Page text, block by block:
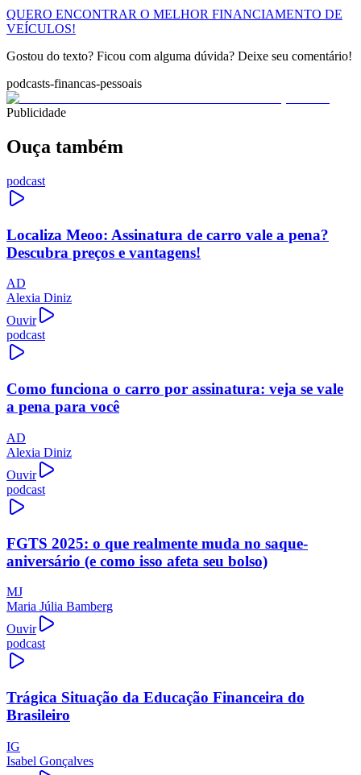
QUERO ENCONTRAR O MELHOR FINANCIAMENTO DE
VEÍCULOS!
Gostou do texto? Ficou com alguma dúvida? Deixe seu comentário!
podcasts-financas-pessoais
Publicidade
Ouça também
podcast
Localiza Meoo: Assinatura de carro vale a pena?
Descubra preços e vantagens!
AD
Alexia Diniz
Ouvir
podcast
Como funciona o carro por assinatura: veja se vale
a pena para você
AD
Alexia Diniz
Ouvir
podcast
FGTS 2025: o que realmente muda no saque-
aniversário (e como isso afeta seu bolso)
MJ
Maria Júlia Bamberg
Ouvir
podcast
Trágica Situação da Educação Financeira do
Brasileiro
IG
Isabel Gonçalves